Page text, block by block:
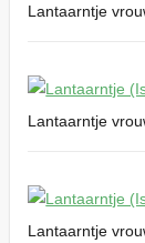
Lantaarntje
Lantaarntje
Lantaarntje